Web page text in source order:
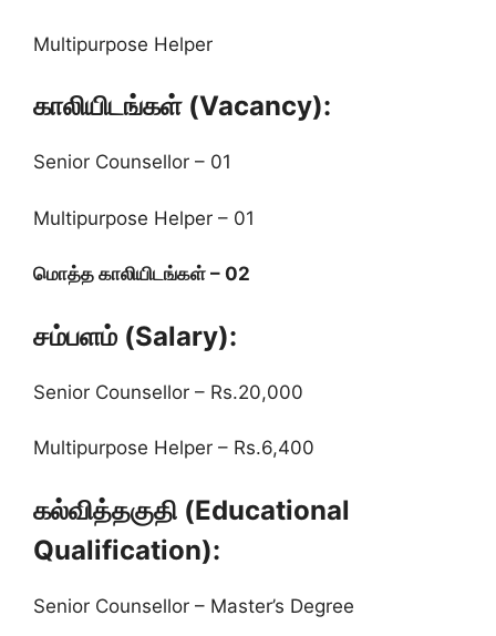
Multipurpose Helper
காலியிடங்கள் (Vacancy):
Senior Counsellor – 01
Multipurpose Helper – 01
மொத்த காலியிடங்கள் – 02
சம்பளம் (Salary):
Senior Counsellor – Rs.20,000
Multipurpose Helper – Rs.6,400
கல்வித்தகுதி (Educational
Qualification):
Senior Counsellor – Master’s Degree